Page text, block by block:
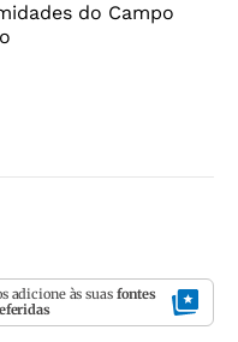
do Campo
adicione às suas fontes